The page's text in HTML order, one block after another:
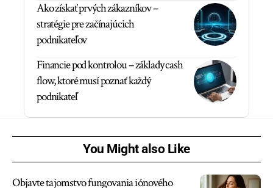
Ako získať prvých zákazníkov –
stratégie pre začínajúcich
podnikateľov
Financie pod kontrolou – základy cash
flow, ktoré musí poznať každý
podnikateľ
You Might also Like
Objavte tajomstvo fungovania iónového